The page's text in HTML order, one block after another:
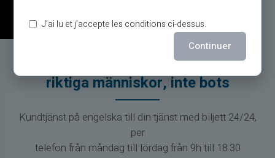
Service & Support av
riktiga människor, inte bots
Kundtjänst på engelska till din tjänst med biljett 24/24,
per
telefon från måndag till lördag från 9h till 18.30
J’ai lu et j’accepte les conditions ci-dessus.
Continuer